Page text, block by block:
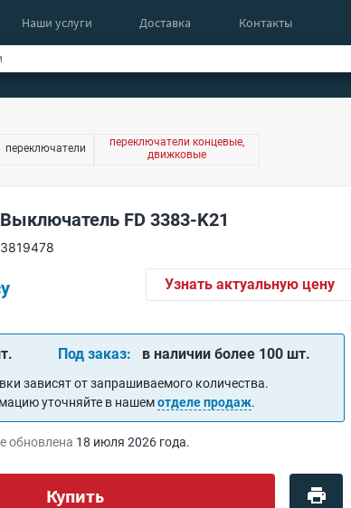
Наши услуги Доставка Контакты
переключатели
переключатели концевые,
движковые
Выключатель FD 3383-K21
Узнать актуальную цену
Под заказ: в наличии более 100 шт.
зависят от запрашиваемого количества.
уточняйте в нашемотделе продаж.
обновлена 18 июля 2026 года.
Купить